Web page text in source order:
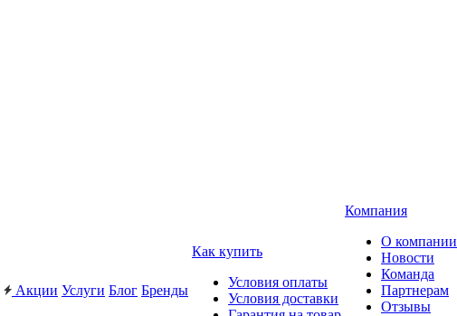
Акции Услуги Блог Бренды
Как купить
Условия оплаты
Условия доставки
Компания
О компании
Новости
Команда
Партнерам
Отзывы